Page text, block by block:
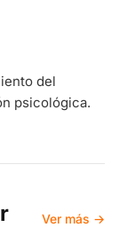
del
psicológica.
Ver más →